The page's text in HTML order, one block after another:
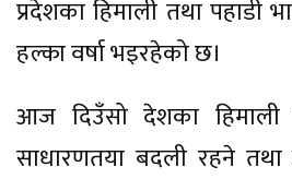
प्रदेशका हिमाली तथा पहाडी
हल्का वर्षा भइरहेको छ।
आज दिउँसो देशका हिमाली
साधारणतया बदली रहने तथा